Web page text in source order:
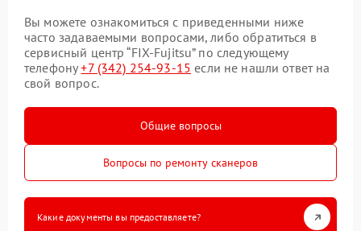
Вы можете ознакомиться с приведенными ниже
часто задаваемыми вопросами, либо обратиться в
сервисный центр “FIX-Fujitsu” по следующему
телефону+7 (342) 254-93-15 если не нашли ответ на
свой вопрос.
Общие вопросы
Вопросы по ремонту сканеров
Какие документы вы предоставляете?